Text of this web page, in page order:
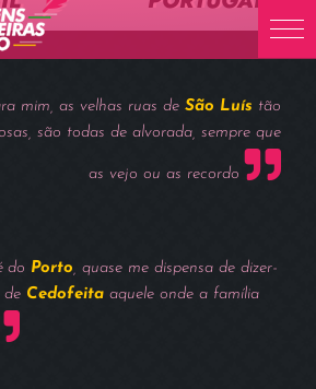
mim, as velhas ruas de São Luís tão
são todas de alvorada, sempre que
as vejo ou as recordo
do Porto, quase me dispensa de dizer-
de Cedofeita aquele onde a família